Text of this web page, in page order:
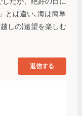
とは違い､海は簡単
しの)遠望を楽しむ
返信する